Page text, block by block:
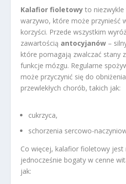
Kalafior fioletowy to
warzywo, które może przynieść
korzyści. Przede wszystkim
zawartością antocyjanów –
które pomagają zwalczać stany
funkcje mózgu. Regularne
może przyczynić się do
przewlekłych chorób, takich jak:
cukrzyca,
schorzenia sercowo-
Co więcej, kalafior fioletowy jest
jednocześnie bogaty w cenne
jak: